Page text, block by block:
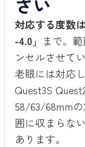
対応する度数
-4.0」 まで。
ンセルさせて
老眼には対応
Quest3S
58/63/68mm
囲に収まらな
あります。